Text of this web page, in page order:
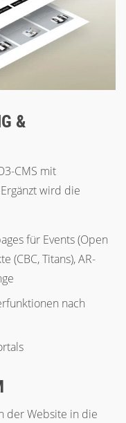
&
CMS mit
wird die
für Events (Open
(CBC, Titans), AR-
nach
der Website in die